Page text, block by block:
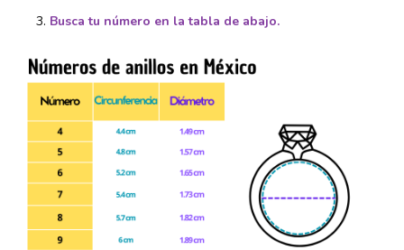
Busca tu número en la tabla de abajo.